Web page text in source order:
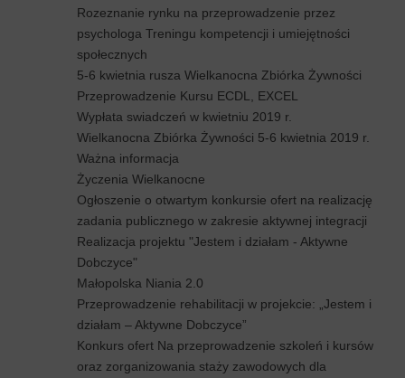
Rozeznanie rynku na przeprowadzenie przez
psychologa Treningu kompetencji i umiejętności
społecznych
5-6 kwietnia rusza Wielkanocna Zbiórka Żywności
Przeprowadzenie Kursu ECDL, EXCEL
Wypłata swiadczeń w kwietniu 2019 r.
Wielkanocna Zbiórka Żywności 5-6 kwietnia 2019 r.
Ważna informacja
Życzenia Wielkanocne
Ogłoszenie o otwartym konkursie ofert na realizację
zadania publicznego w zakresie aktywnej integracji
Realizacja projektu "Jestem i działam - Aktywne
Dobczyce"
Małopolska Niania 2.0
Przeprowadzenie rehabilitacji w projekcie: „Jestem i
działam – Aktywne Dobczyce”
Konkurs ofert Na przeprowadzenie szkoleń i kursów
oraz zorganizowania staży zawodowych dla